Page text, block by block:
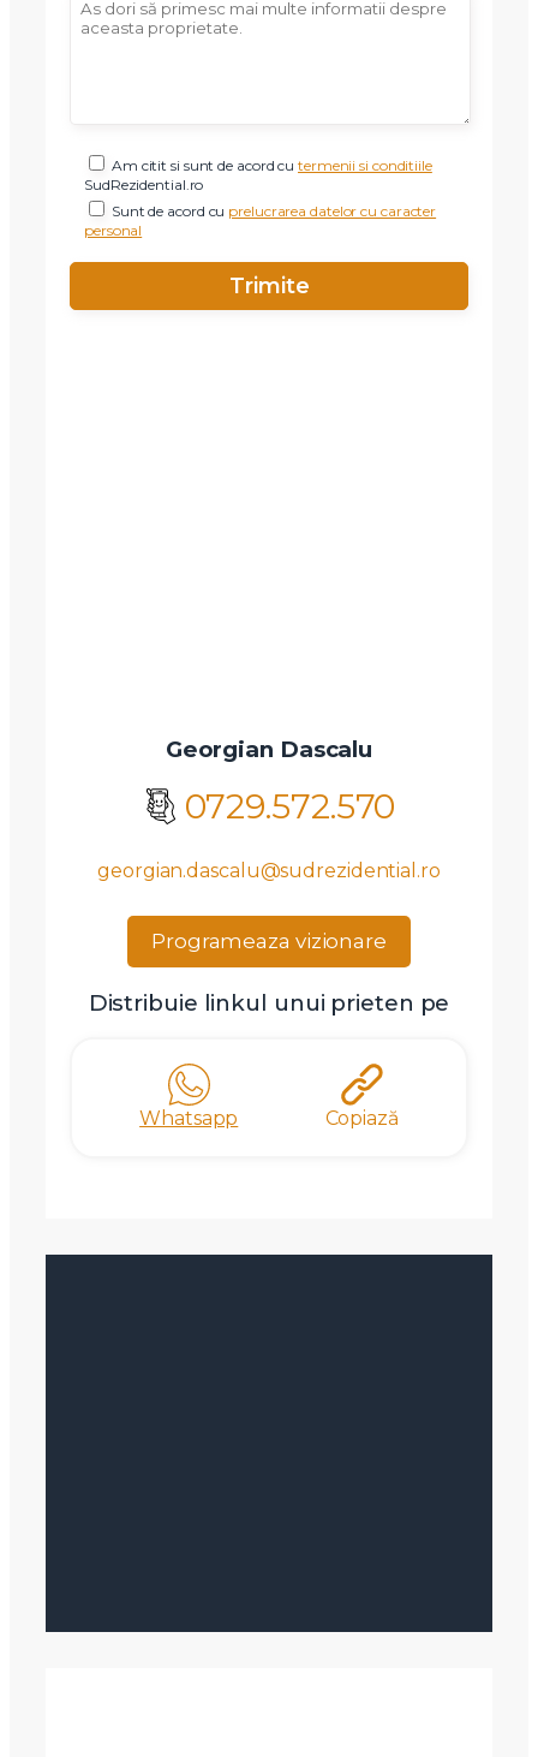
Am citit si sunt de acord cutermenii si conditiile
SudRezidential.ro
Sunt de acord cu prelucrarea datelor cu caracter
personal
Georgian Dascalu
0729.572.570
georgian.dascalu@sudrezidential.ro
Programeaza vizionare
Distribuie linkul unui prieten pe
Whatsapp Copiază
Vreau sa fiu contactat
Sunt de acord cuprelucrarea datelor cu caracter personal